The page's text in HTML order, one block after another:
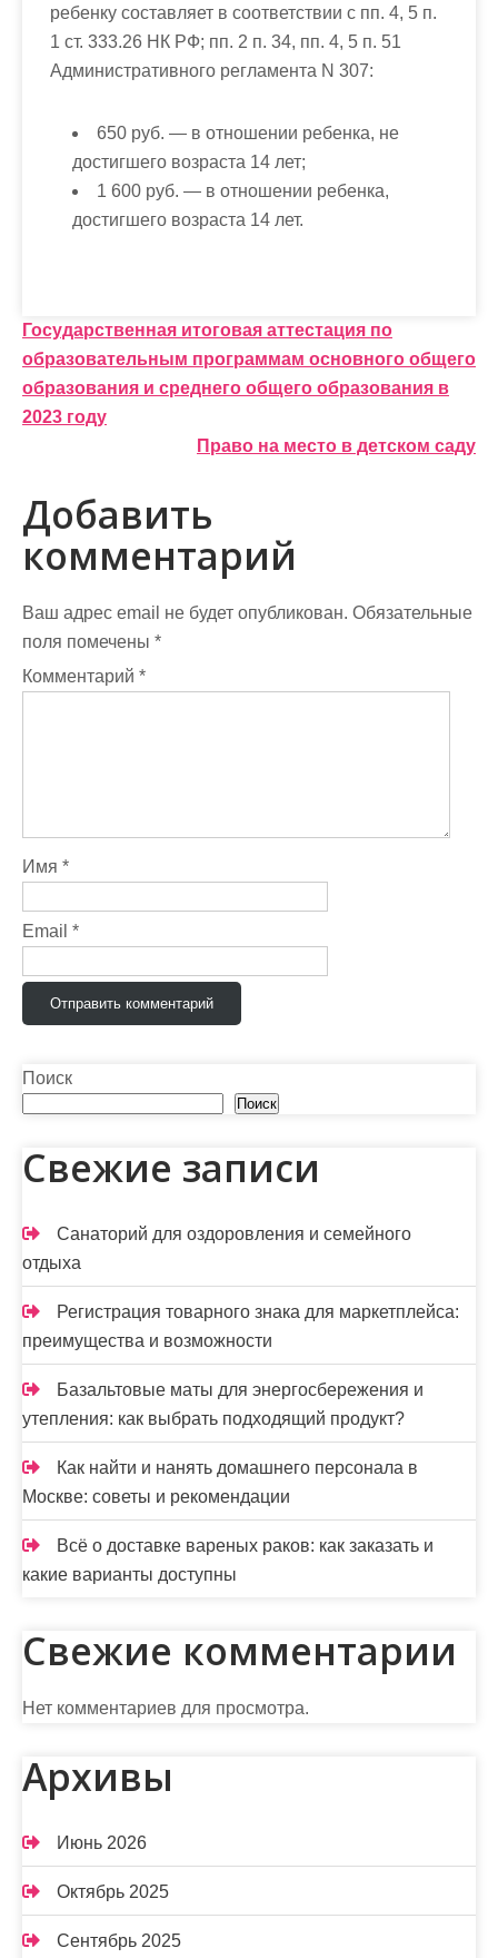
ребенку составляет в соответствии с пп. 4, 5 п.
1 ст. 333.26 НК РФ; пп. 2 п. 34, пп. 4, 5 п. 51
Административного регламента N 307:
650 руб. — в отношении ребенка, не
достигшего возраста 14 лет;
1 600 руб. — в отношении ребенка,
достигшего возраста 14 лет.
Н
а
в
г
а
ц
и
я
п
а
п
и
с
я
м
Государственная итоговая аттестация по
образовательным программам основного общего
образования и среднего общего образования в
2023 году
Право на место в детском саду
Добавить
комментарий
Ваш адрес email не будет опубликован. Обязательные
поля помечены *
Комментарий *
Имя *
Email *
Поиск
Поиск
Свежие записи
Санаторий для оздоровления и семейного
отдыха
Регистрация товарного знака для маркетплейса:
преимущества и возможности
Базальтовые маты для энергосбережения и
утепления: как выбрать подходящий продукт?
Как найти и нанять домашнего персонала в
Москве: советы и рекомендации
Всё о доставке вареных раков: как заказать и
какие варианты доступны
Свежие комментарии
Нет комментариев для просмотра.
Архивы
Июнь 2026
Октябрь 2025
Сентябрь 2025